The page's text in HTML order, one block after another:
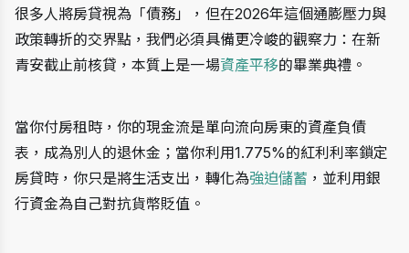
很多人將房貸視為「債務」，但在2026年這個通膨壓力與
政策轉折的交界點，我們必須具備更冷峻的觀察力：在新
青安截止前核貸，本質上是一場資產平移的畢業典禮。
當你付房租時，你的現金流是單向流向房東的資產負債
表，成為別人的退休金；當你利用1.775%的紅利利率鎖定
房貸時，你只是將生活支出，轉化為強迫儲蓄 ，並利用銀
行資金為自己對抗貨幣貶值。